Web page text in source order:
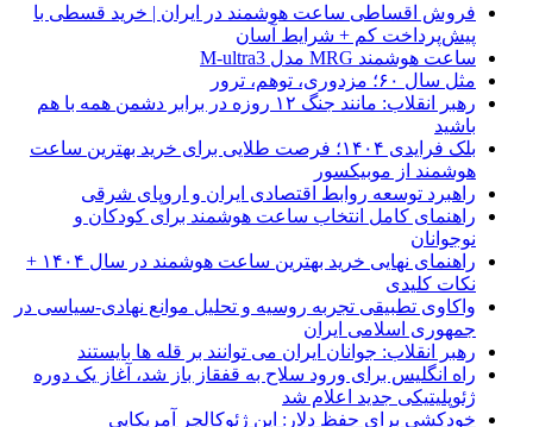
فروش اقساطی ساعت هوشمند در ایران | خرید قسطی با
پیش‌پرداخت کم + شرایط آسان
ساعت هوشمند MRG مدل M-ultra3
مثل سال ۶۰؛ مزدوری، توهم، ترور
رهبر انقلاب: مانند جنگ ۱۲ روزه در برابر دشمن همه با هم
باشید
بلک فرایدی ۱۴۰۴؛ فرصت طلایی برای خرید بهترین ساعت
هوشمند از موبیکسور
راهبرد توسعه روابط اقتصادی ایران و اروپای شرقی
راهنمای کامل انتخاب ساعت هوشمند برای کودکان و
نوجوانان
راهنمای نهایی خرید بهترین ساعت هوشمند در سال ۱۴۰۴ +
نکات کلیدی
واکاوی تطبیقی تجربه روسیه و تحلیل موانع نهادی-سیاسی در
جمهوری اسلامی ایران
رهبر انقلاب: جوانان ایران می توانند بر قله ها بایستند
راه انگلیس برای ورود سلاح به قفقاز باز شد، آغاز یک دوره
ژئوپلیتیکی جدید اعلام شد
خودکشی برای حفظ دلار: این ژئوکالچر آمریکایی